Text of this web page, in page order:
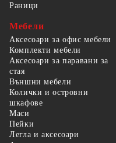
Раници
Мебели
Аксесоари за офис мебели
Комплекти мебели
Аксесоари за паравани за
стая
Външни мебели
Колички и островни
шкафове
Маси
Пейки
Легла и аксесоари